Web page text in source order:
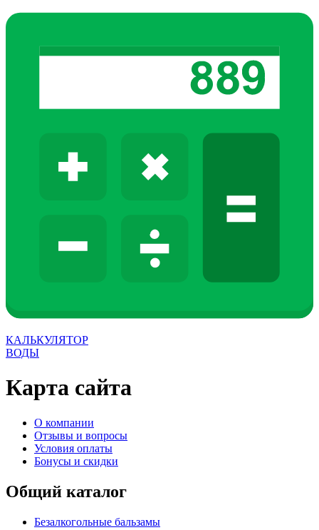
КАЛЬКУЛЯТОР
ВОДЫ
Карта сайта
О компании
Отзывы и вопросы
Условия оплаты
Бонусы и скидки
Общий каталог
Безалкогольные бальзамы